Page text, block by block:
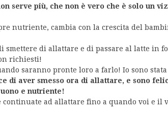
serve più, che non è vero che è solo un
nutriente, cambia con la crescita del
smettere di allattare e di passare al latte in
richiesti!
saranno pronte loro a farlo! Io sono
di aver smesso ora di allattare, e sono
e nutriente!
ad allattare fino a quando voi e il